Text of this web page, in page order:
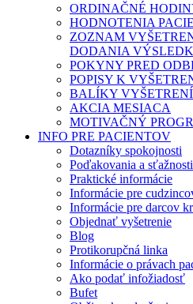
ORDINAČNÉ
HODNOTENIA
ZOZNAM
DODANIA
POKYNY PRED
POPISY K
BALÍKY VYŠETRENÍ
AKCIA MESIACA
MOTIVAČNÝ
INFO PRE PACIENTOV
Dotazníky spokojnosti
Poďakovania a sťažnosti
Praktické informácie
Informácie pre
Informácie pre darcov
Objednať vyšetrenie
Blog
Protikorupčná linka
Informácie o právach
Ako podať infožiadosť
Bufet